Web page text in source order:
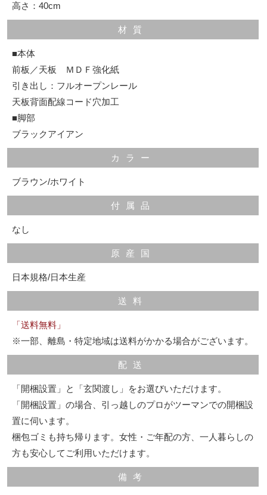
高さ：40cm
材質
■本体
前板／天板 ＭＤＦ強化紙
引き出し：フルオープンレール
天板背面配線コード穴加工
■脚部
ブラックアイアン
カラー
ブラウン/ホワイト
付属品
なし
原産国
日本規格/日本生産
送料
「送料無料」
※一部、離島・特定地域は送料がかかる場合がございます。
配送
「開梱設置」と「玄関渡し」をお選びいただけます。
「開梱設置」の場合、引っ越しのプロがツーマンでの開梱設
置に伺います。
梱包ゴミも持ち帰ります。女性・ご年配の方、一人暮らしの
方も安心してご利用いただけます。
備考